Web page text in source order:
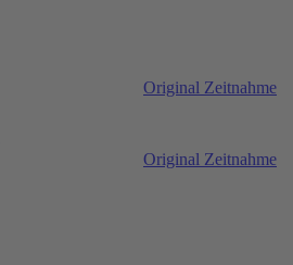
Original Zeitnahme
Original Zeitnahme